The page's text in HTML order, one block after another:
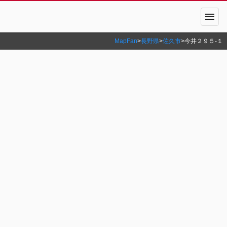
menu
MapFan>長野県>佐久市>今井２９５‐１